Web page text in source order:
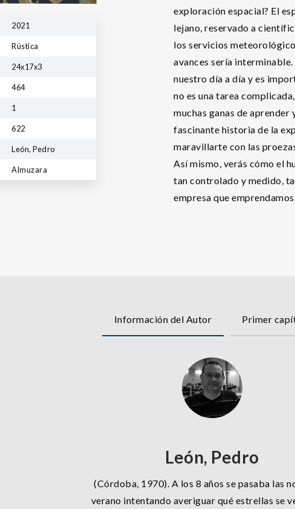
2021
Rústica
24x17x3
464
1
622
León, Pedro
Almuzara
exploración espacial? El
lejano, reservado a
los servicios
avances sería
nuestro día a día y es
no es una tarea
muchas ganas de
fascinante historia de la
maravillarte con las
Así mismo, verás cómo el
tan controlado y medido,
empresa que
Información del Autor Primer
León, Pedro
(Córdoba, 1970). A los 8 años se pasaba las
verano intentando averiguar qué estrellas se